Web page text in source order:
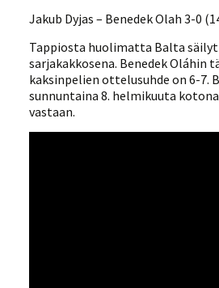
Jakub Dyjas – Benedek Olah 3-0
Tappiosta huolimatta Balta
sarjakakkosena. Benedek Oláhin
kaksinpelien ottelusuhde on 6-7.
sunnuntaina 8. helmikuuta
vastaan.